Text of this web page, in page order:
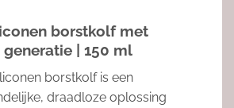
borstkolf met
generatie | 150 ml
borstkolf is een
draadloze oplossing